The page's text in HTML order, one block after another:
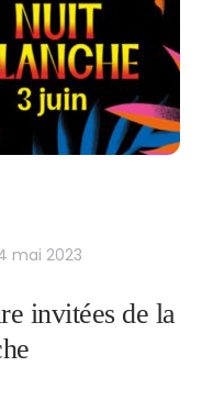
mai 2023
invitées de la